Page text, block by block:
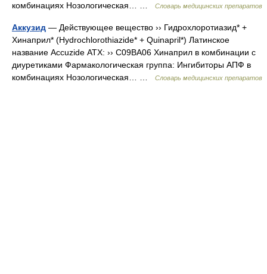
комбинациях Нозологическая… …
Словарь медицинских препаратов
Аккузид — Действующее вещество ›› Гидрохлоротиазид* +
Хинаприл* (Hydrochlorothiazide* + Quinapril*) Латинское
название Accuzide АТХ: ›› C09BA06 Хинаприл в комбинации с
диуретиками Фармакологическая группа: Ингибиторы АПФ в
комбинациях Нозологическая… …
Словарь медицинских препаратов